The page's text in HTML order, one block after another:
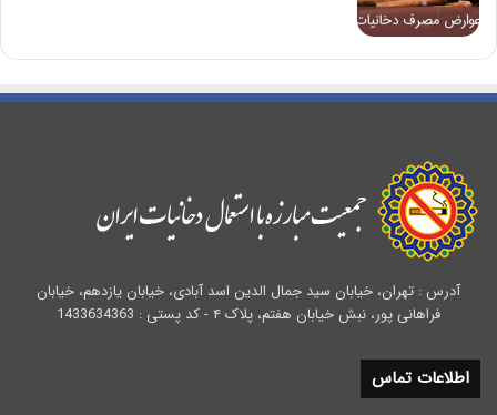
آدرس : تهران، خیابان سید جمال الدین اسد آبادی، خیابان یازدهم، خیابان
فراهانی پور، نبش خیابان هفتم، پلاک ۴ - کد پستی : 1433634363
اطلاعات تماس